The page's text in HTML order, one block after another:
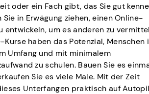
oder ein Fach gibt, das Sie gut
Sie in Erwägung ziehen, einen Online-
entwickeln, um es anderen zu
Kurse haben das Potenzial, Menschen
Umfang und mit minimalem
zu schulen. Bauen Sie es
Sie es viele Male. Mit der Zeit
Unterfangen praktisch auf